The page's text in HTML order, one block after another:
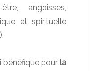
angoisses,
et spirituelle
bénéfique pour la